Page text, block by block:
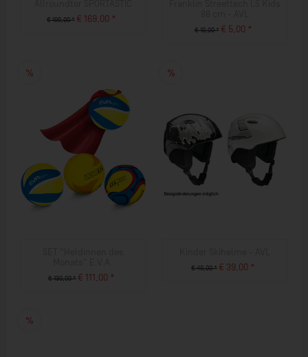
€ 199,00 * € 169,00 *
€ 10,00 * € 5,00 *
€ 130,00 * € 111,00 *
€ 49,00 * € 39,00 *